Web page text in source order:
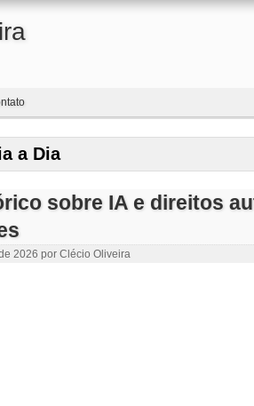
a Dia
sobre IA e direitos
2026 por Clécio Oliveira